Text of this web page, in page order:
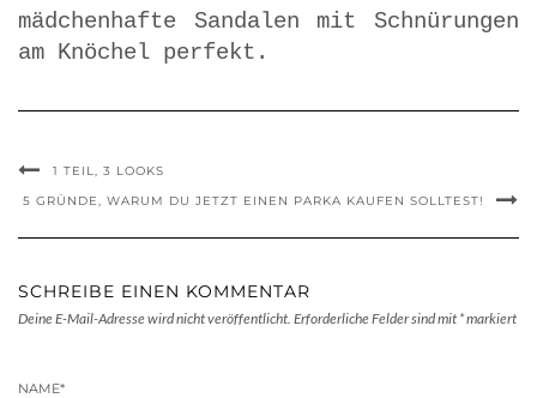
mädchenhafte Sandalen mit Schnürungen
am Knöchel perfekt.
1 TEIL, 3 LOOKS
5 GRÜNDE, WARUM DU JETZT EINEN PARKA KAUFEN SOLLTEST!
SCHREIBE EINEN KOMMENTAR
Deine E-Mail-Adresse wird nicht veröffentlicht. Erforderliche Felder sind mit *markiert
NAME*